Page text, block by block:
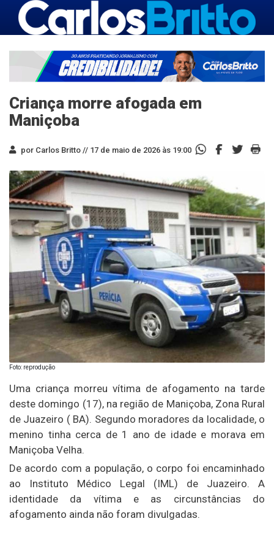
Criança morre afogada em
Maniçoba
por Carlos Britto // 17 de maio de 2026 às 19:00
Foto: reprodução
Uma criança morreu vítima de afogamento na tarde
deste domingo (17), na região de Maniçoba, Zona Rural
de Juazeiro ( BA). Segundo moradores da localidade, o
menino tinha cerca de 1 ano de idade e morava em
Maniçoba Velha.
De acordo com a população, o corpo foi encaminhado
ao Instituto Médico Legal (IML) de Juazeiro. A
identidade da vítima e as circunstâncias do
afogamento ainda não foram divulgadas.